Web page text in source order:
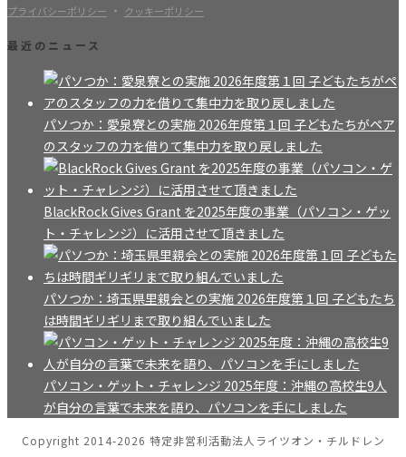
プライバシーポリシー ・ クッキーポリシー
最近のニュース
パソつか：愛泉寮との実施 2026年度第１回 子どもたちがペア
のスタッフの力を借りて集中力を取り戻しました
BlackRock Gives Grant を2025年度の事業（パソコン・ゲッ
ト・チャレンジ）に活用させて頂きました
パソつか：埼玉県里親会との実施 2026年度第１回 子どもたち
は時間ギリギリまで取り組んでいました
パソコン・ゲット・チャレンジ 2025年度：沖縄の高校生9人
が自分の言葉で未来を語り、パソコンを手にしました
Copyright 2014-2026 特定非営利活動法人ライツオン・チルドレン